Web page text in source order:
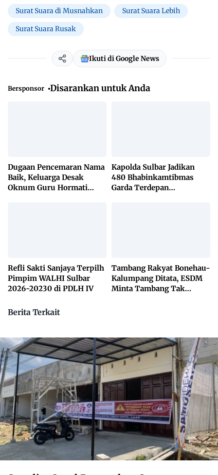
Surat Suara di Musnahkan Surat Suara Lebih
Surat Suara Rusak
Ikuti di Google News
Bersponsor Disarankan untuk Anda
Dugaan Pencemaran Nama
Baik, Keluarga Desak
Oknum Guru Hormati
Kapolda Sulbar Jadikan
480 Bhabinkamtibmas
Garda Terdepan
Refli Sakti Sanjaya Terpilh
Pimpim WALHI Sulbar
2026-20230 di PDLH IV
Tambang Rakyat Bonehau-
Kalumpang Ditata, ESDM
Minta Tambang Tak
Berita Terkait